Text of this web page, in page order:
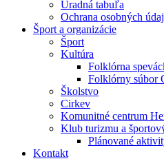
Úradná tabuľa
Ochrana osobných
Šport a organizácie
Šport
Kultúra
Folklórna
Folklórny súbor
Školstvo
Cirkev
Komunitné centrum
Klub turizmu a
Plánované
Kontakt